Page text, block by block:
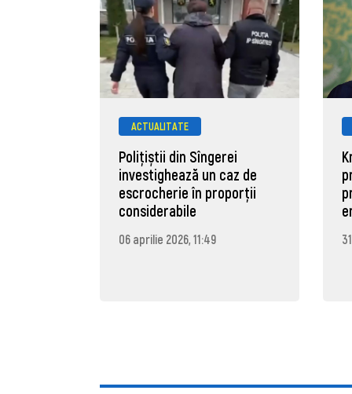
ACTUALITATE
Polițiștii din Sîngerei
investighează un caz de
escrocherie în proporții
considerabile
06 aprilie 2026, 11:49